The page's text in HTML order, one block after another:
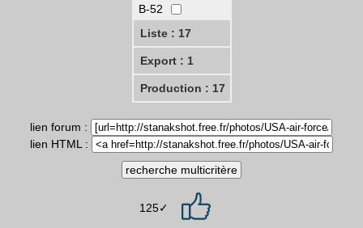
B-52
Liste : 17
Export : 1
Production : 17
lien forum :
lien HTML :
125✓